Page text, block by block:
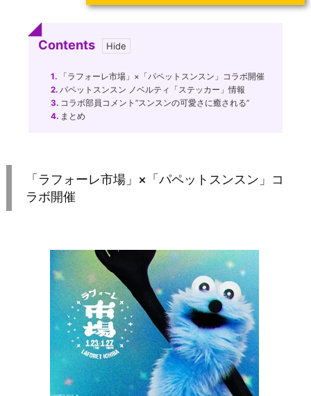
Contents
1. 「ラフォーレ市場」×「パペットスンスン」コラボ開催
2. パペットスンスン ノベルティ「ステッカー」情報
3. コラボ部員コメント”スンスンの可愛さに癒される”
4. まとめ
「ラフォーレ市場」×「パペットスンスン」コ
ラボ開催